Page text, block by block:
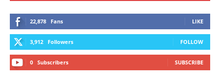
22,878 Fans LIKE
3,912 Followers FOLLOW
0 Subscribers SUBSCRIBE